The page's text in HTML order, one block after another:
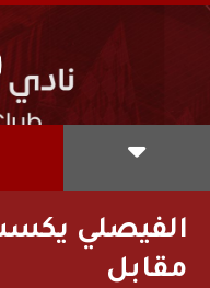
الفيصلي
مقابل